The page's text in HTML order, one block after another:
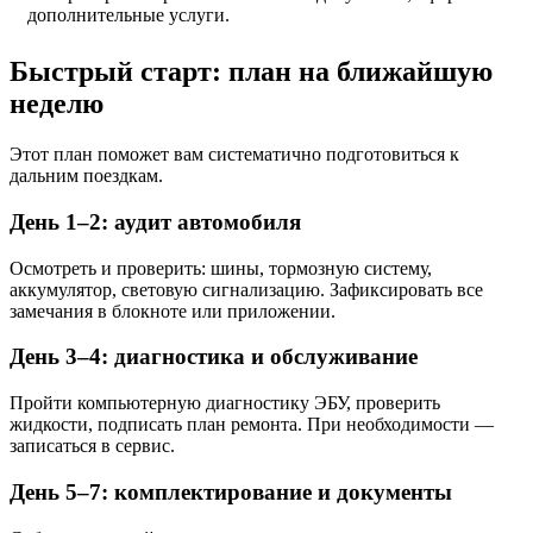
дополнительные услуги.
Быстрый старт: план на ближайшую
неделю
Этот план поможет вам систематично подготовиться к
дальним поездкам.
День 1–2: аудит автомобиля
Осмотреть и проверить: шины, тормозную систему,
аккумулятор, световую сигнализацию. Зафиксировать все
замечания в блокноте или приложении.
День 3–4: диагностика и обслуживание
Пройти компьютерную диагностику ЭБУ, проверить
жидкости, подписать план ремонта. При необходимости —
записаться в сервис.
День 5–7: комплектирование и документы